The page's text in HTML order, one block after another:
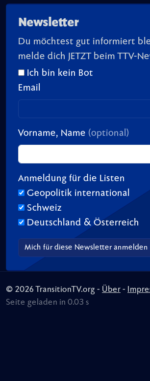
Newsletter
Du möchtest gut informiert
melde dich JETZT beim TTV-
Ich bin kein Bot
Email
Vorname, Name (optional)
Anmeldung für die Listen
Geopolitik international
Schweiz
Deutschland & Österreich
© 2026 TransitionTV.org - Über -
Seite geladen in 0.03 s